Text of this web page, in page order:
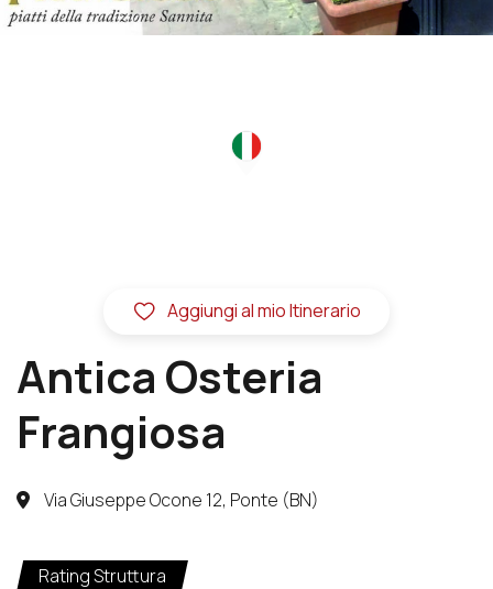
Antica Osteria
Frangiosa
Aggiungi al mio Itinerario
Via Giuseppe Ocone 12, Ponte (BN)
Rating Struttura